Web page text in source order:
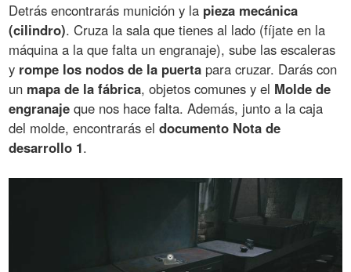
Detrás encontrarás munición y la pieza mecánica
(cilindro). Cruza la sala que tienes al lado (fíjate en la
máquina a la que falta un engranaje), sube las escaleras
y rompe los nodos de la puerta para cruzar. Darás con
un mapa de la fábrica, objetos comunes y el Molde de
engranaje que nos hace falta. Además, junto a la caja
del molde, encontrarás eldocumento Nota de
desarrollo 1.